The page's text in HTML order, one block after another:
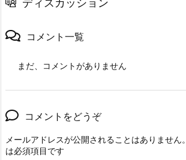
ディスカッション
コメント一覧
まだ、コメントがありません
コメントをどうぞ
メールアドレスが公開されることはありません。
は必須項目です